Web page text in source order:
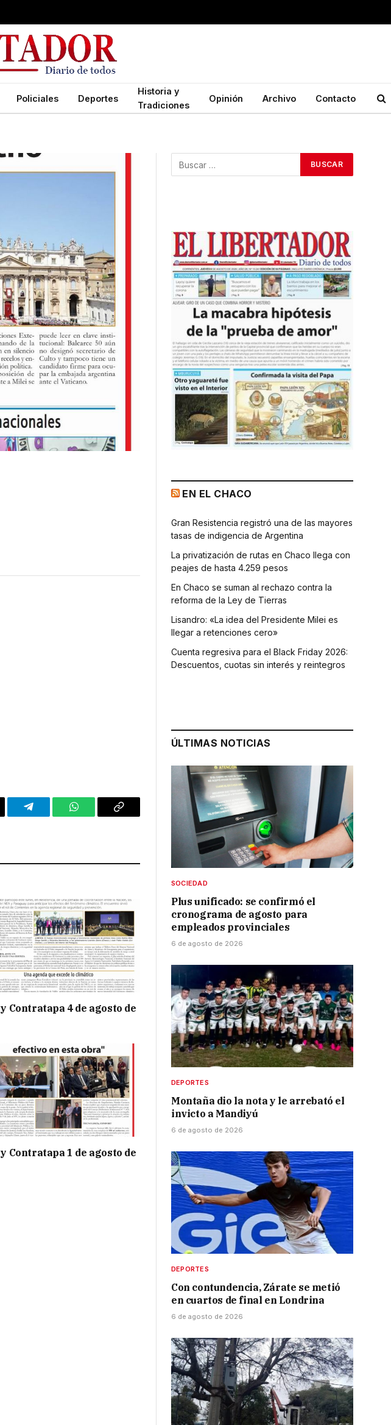
Policiales Deportes
Historia y
Tradiciones
Opinión Archivo Contacto
Telegram WhatsAppCopy
Contratapa 4 de agosto de
Contratapa 1 de agosto de
EN EL CHACO
Gran Resistencia registró una de las mayores
tasas de indigencia de Argentina
La privatización de rutas en Chaco llega con
peajes de hasta 4.259 pesos
En Chaco se suman al rechazo contra la
reforma de la Ley de Tierras
Lisandro: «La idea del Presidente Milei es
llegar a retenciones cero»
Cuenta regresiva para el Black Friday 2026:
Descuentos, cuotas sin interés y reintegros
ÚLTIMAS NOTICIAS
SOCIEDAD
Plus unificado: se confirmó el
cronograma de agosto para
empleados provinciales
6 de agosto de 2026
DEPORTES
Montaña dio la nota y le arrebató el
invicto a Mandiyú
6 de agosto de 2026
DEPORTES
Con contundencia, Zárate se metió
en cuartos de final en Londrina
6 de agosto de 2026